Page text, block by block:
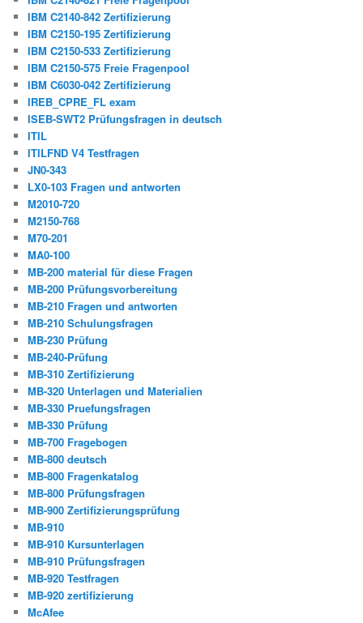
IBM C2140-842 Zertifizierung
IBM C2150-195 Zertifizierung
IBM C2150-533 Zertifizierung
IBM C2150-575 Freie Fragenpool
IBM C6030-042 Zertifizierung
IREB_CPRE_FL exam
ISEB-SWT2 Prüfungsfragen in deutsch
ITIL
ITILFND V4 Testfragen
JN0-343
LX0-103 Fragen und antworten
M2010-720
M2150-768
M70-201
MA0-100
MB-200 material für diese Fragen
MB-200 Prüfungsvorbereitung
MB-210 Fragen und antworten
MB-210 Schulungsfragen
MB-230 Prüfung
MB-240-Prüfung
MB-310 Zertifizierung
MB-320 Unterlagen und Materialien
MB-330 Pruefungsfragen
MB-330 Prüfung
MB-700 Fragebogen
MB-800 deutsch
MB-800 Fragenkatalog
MB-800 Prüfungsfragen
MB-900 Zertifizierungsprüfung
MB-910
MB-910 Kursunterlagen
MB-910 Prüfungsfragen
MB-920 Testfragen
MB-920 zertifizierung
McAfee